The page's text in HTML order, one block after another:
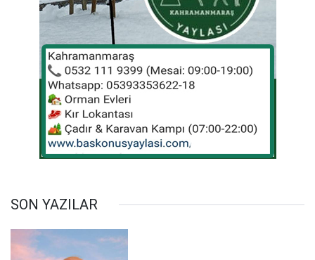
SON YAZILAR